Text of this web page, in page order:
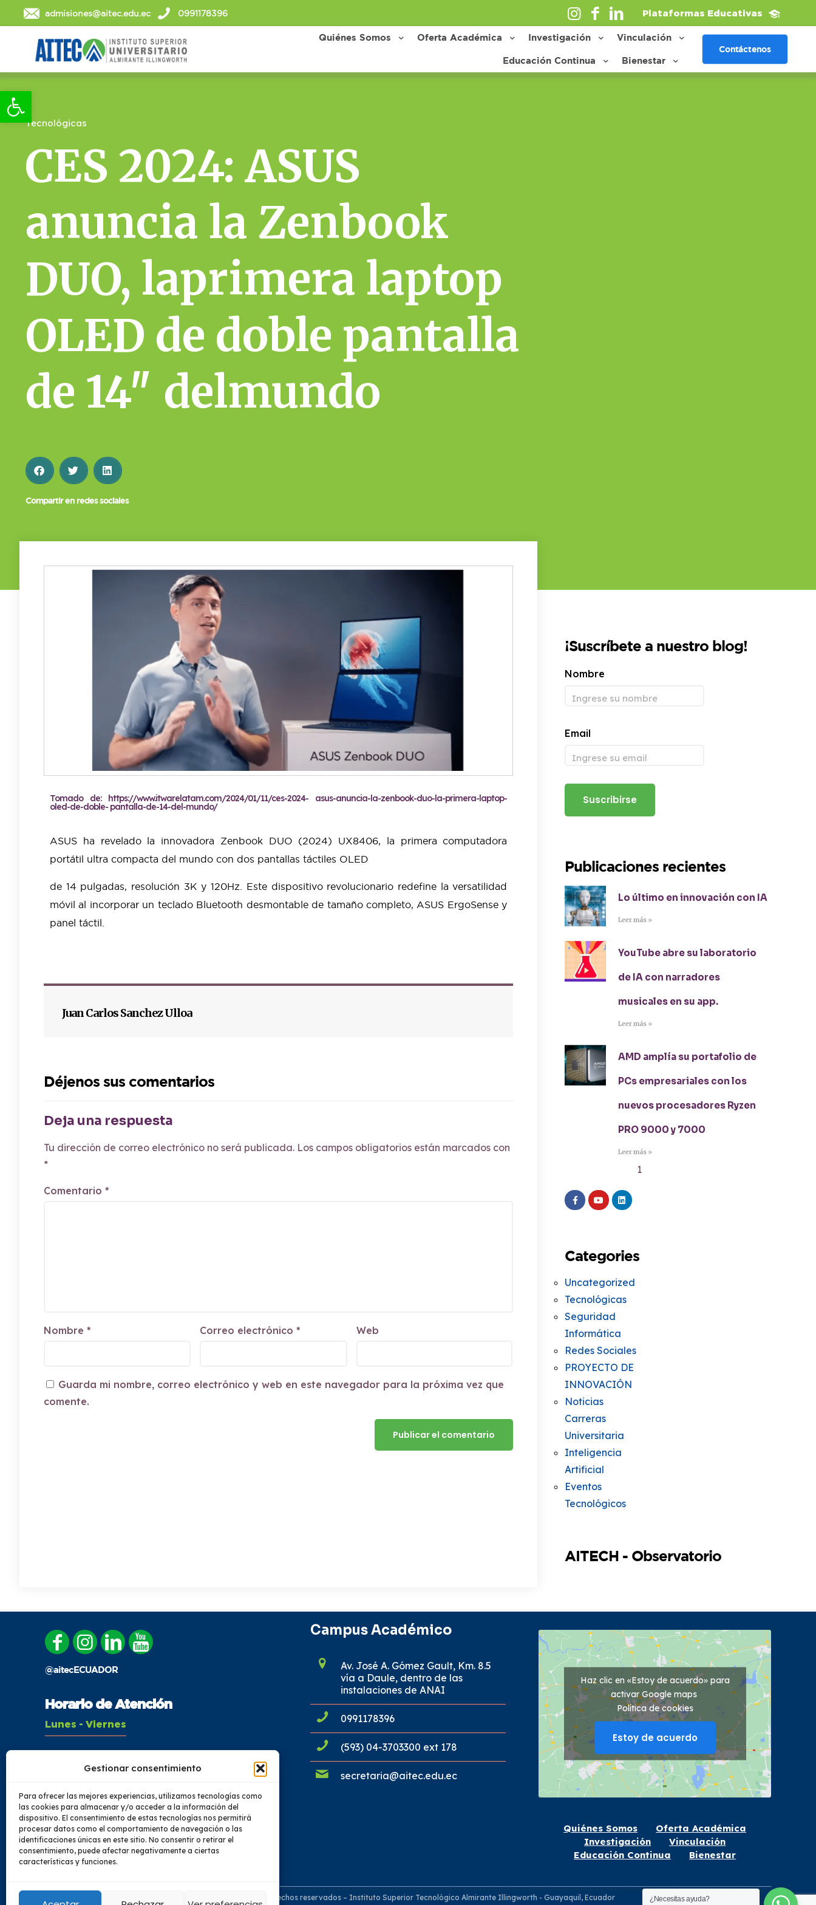
Abrir barra de herramientas
Gestionar consentimiento
Para ofrecer las mejores experiencias, utilizamos tecnologías como
las cookies para almacenar y/o acceder a la información del
dispositivo. El consentimiento de estas tecnologías nos permitirá
procesar datos como el comportamiento de navegación o las
identificaciones únicas en este sitio. No consentir o retirar el
consentimiento, puede afectar negativamente a ciertas
características y funciones.
admisiones@aitec.edu.ec 0991178396 Plataformas Educativas
Quiénes Somos Oferta Académica Investigación Vinculación
Educación Continua Bienestar
Contáctenos
Tecnológicas
CES 2024: ASUS
anuncia la Zenbook
DUO, laprimera laptop
OLED de doble pantalla
de 14″ delmundo
Compartir en redes sociales
Tomado de: https://www.itwarelatam.com/2024/01/11/ces-2024- asus-anuncia-la-zenbook-duo-la-primera-laptop-
oled-de-doble- pantalla-de-14-del-mundo/
ASUS ha revelado la innovadora Zenbook DUO (2024) UX8406, la primera computadora
portátil ultra compacta del mundo con dos pantallas táctiles OLED
de 14 pulgadas, resolución 3K y 120Hz. Este dispositivo revolucionario redefine la versatilidad
móvil al incorporar un teclado Bluetooth desmontable de tamaño completo, ASUS ErgoSense y
panel táctil.
Juan Carlos Sanchez Ulloa
Déjenos sus comentarios
Deja una respuesta
Tu dirección de correo electrónico no será publicada. Los campos obligatorios están marcados con
*
Comentario *
Nombre * Correo electrónico* Web
Guarda mi nombre, correo electrónico y web en este navegador para la próxima vez que
comente.
¡Suscríbete a nuestro blog!
Nombre
Email
Publicaciones recientes
Lo último en innovación con IA
Leer más »
YouTube abre su laboratorio
de IA con narradores
musicales en su app.
Leer más »
AMD amplía su portafolio de
PCs empresariales con los
nuevos procesadores Ryzen
PRO 9000 y 7000
Leer más »
1
Categories
Uncategorized
Tecnológicas
Seguridad
Informática
Redes Sociales
PROYECTO DE
INNOVACIÓN
Noticias
Carreras
Universitaria
Inteligencia
Artificial
Eventos
Tecnológicos
AITECH - Observatorio
@aitecECUADOR
Horario de Atención
Lunes - Viernes
08:00 - 14:00
Campus Académico
Av. José A. Gómez Gault, Km. 8.5
vía a Daule, dentro de las
instalaciones de ANAI
0991178396
(593) 04-3703300 ext 178
secretaria@aitec.edu.ec
Haz clic en «Estoy de acuerdo» para
activar Google maps
Política de cookies
Estoy de acuerdo
Quiénes Somos
Oferta Académica
Investigación
Vinculación
Educación Continua
Bienestar
© 2023 Todos los derechos reservados – Instituto Superior Tecnológico Almirante Illingworth - Guayaquil, Ecuador ¿Necesitas ayuda?